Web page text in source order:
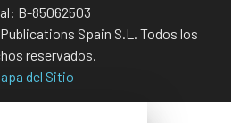
B-85062503
Spain S.L. Todos los
reservados.
del Sitio